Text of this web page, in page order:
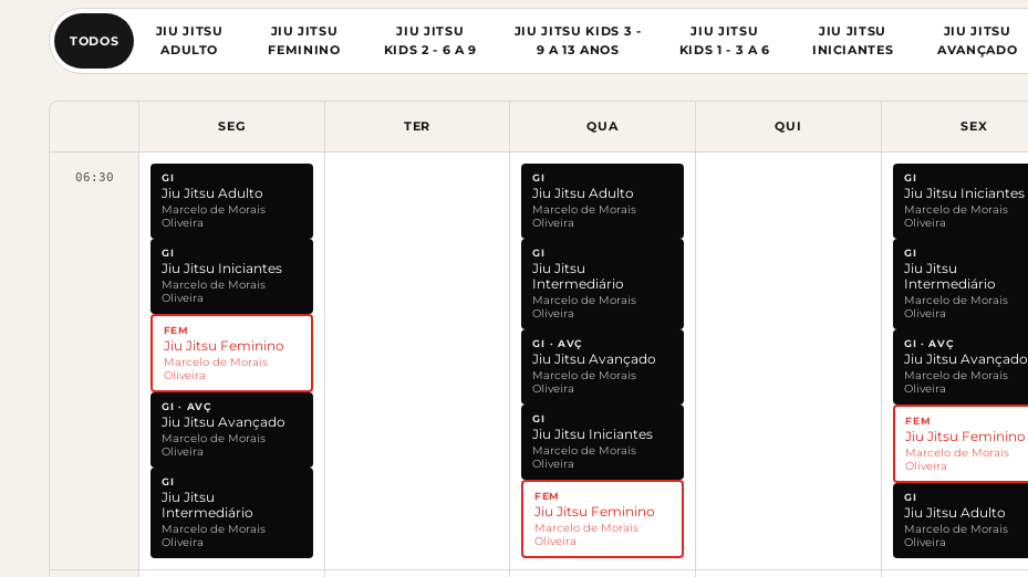
TODOS
JIU JITSU
ADULTO
JIU JITSU
FEMININO
JIU JITSU
KIDS 2 - 6 A 9
JIU JITSU KIDS 3 -
9 A 13 ANOS
JIU JITSU
KIDS 1 - 3 A 6
JIU JITSU
INICIANTES
JIU JITSU
AVANÇADO
SEG TER QUA QUI SEX
06:30 GI
Jiu Jitsu Adulto
Marcelo de Morais
Oliveira
GI
Jiu Jitsu Iniciantes
Marcelo de Morais
Oliveira
FEM
Jiu Jitsu Feminino
Marcelo de Morais
Oliveira
GI · AVÇ
Jiu Jitsu Avançado
Marcelo de Morais
Oliveira
GI
Jiu Jitsu
Intermediário
Marcelo de Morais
Oliveira
GI
Jiu Jitsu Adulto
Marcelo de Morais
Oliveira
GI
Jiu Jitsu
Intermediário
Marcelo de Morais
Oliveira
GI · AVÇ
Jiu Jitsu Avançado
Marcelo de Morais
Oliveira
GI
Jiu Jitsu Iniciantes
Marcelo de Morais
Oliveira
FEM
Jiu Jitsu Feminino
Marcelo de Morais
Oliveira
GI
Jiu Jitsu Iniciantes
Marcelo de Morais
Oliveira
GI
Jiu Jitsu
Intermediário
Marcelo de Morais
Oliveira
GI · AVÇ
Jiu Jitsu Avançado
Marcelo de Morais
Oliveira
FEM
Jiu Jitsu Feminino
Marcelo de Morais
Oliveira
GI
Jiu Jitsu Adulto
Marcelo de Morais
Oliveira